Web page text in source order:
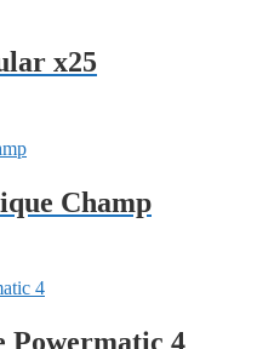
x25
Champ
Powermatic 4